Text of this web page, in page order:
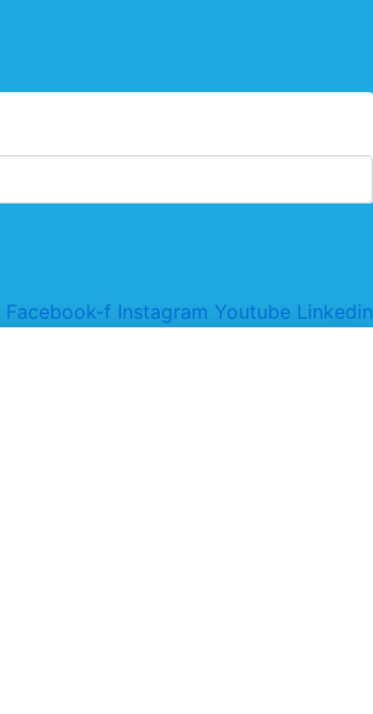
Facebook-f Instagram Youtube Linkedin